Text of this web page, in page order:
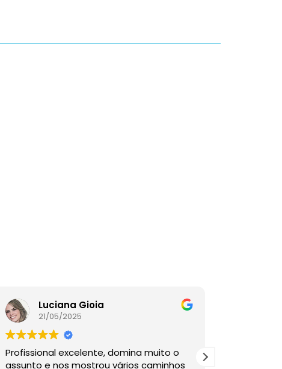
Luciana Gioia
21/05/2025
Profissional excelente, domina muito o
assunto e nos mostrou vários caminhos